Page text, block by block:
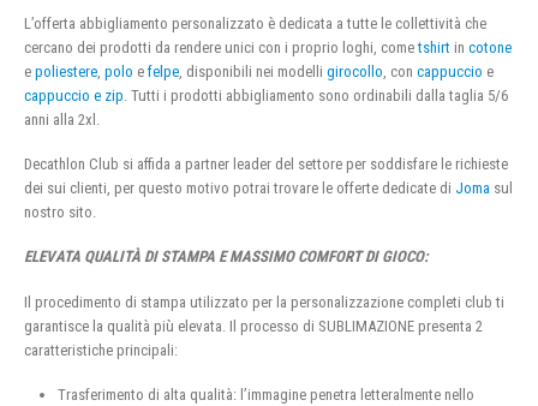
L’offerta abbigliamento personalizzato è dedicata a tutte le collettività che
cercano dei prodotti da rendere unici con i proprio loghi, cometshirt in cotone
e poliestere polo e felpe , disponibili nei modelli girocollo , con cappuccio e
cappuccio e zip . Tutti i prodotti abbigliamento sono ordinabili dalla taglia 5/6
anni alla 2xl.
Decathlon Club si affida a partner leader del settore per soddisfare le richieste
dei sui clienti, per questo motivo potrai trovare le offerte dedicate di Joma sul
nostro sito.
ELEVATA QUALITÀ DI STAMPA E MASSIMO COMFORT DI GIOCO:
Il procedimento di stampa utilizzato per la personalizzazione completi club ti
garantisce la qualità più elevata. Il processo di SUBLIMAZIONE presenta 2
caratteristiche principali:
Trasferimento di alta qualità: l’immagine penetra letteralmente nello